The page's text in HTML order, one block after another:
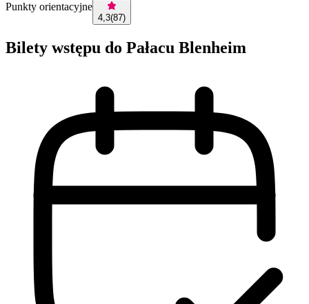
Punkty orientacyjne
4,3(87)
Bilety wstępu do Pałacu Blenheim